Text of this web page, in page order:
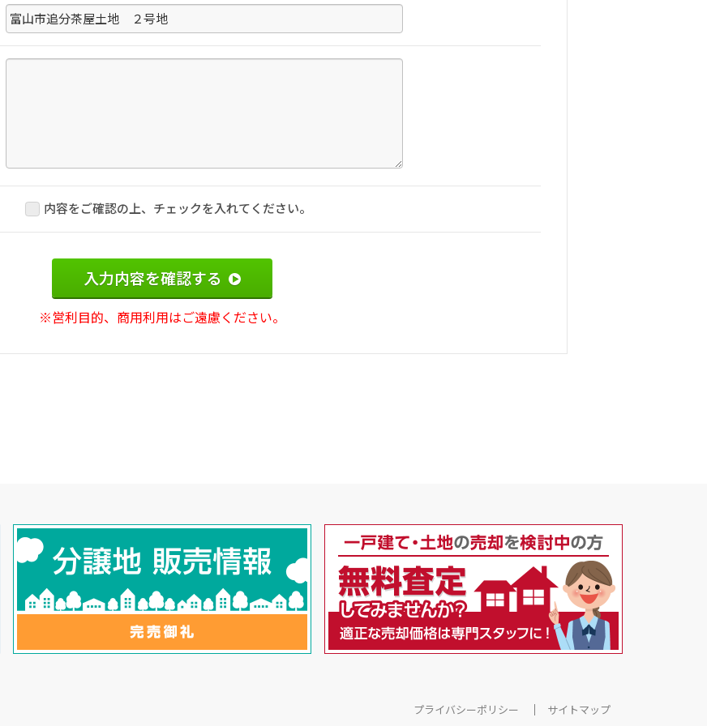
内容をご確認の上、チェックを入れてください。
入力内容を確認する
※営利目的、商用利用はご遠慮ください。
プライバシーポリシー サイトマップ